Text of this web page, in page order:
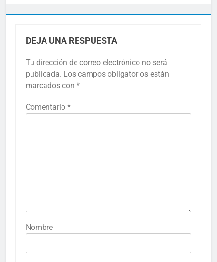
DEJA UNA RESPUESTA
Tu dirección de correo electrónico no será
publicada. Los campos obligatorios están
marcados con *
Comentario *
Nombre